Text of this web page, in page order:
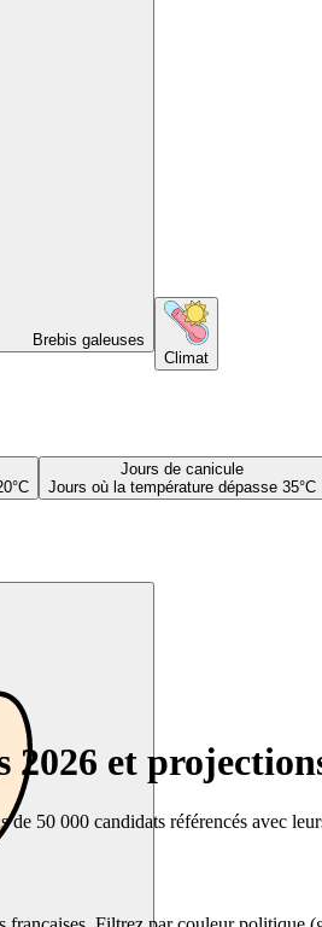
Brebis galeuses
Climat
Jours de canicule
Jours où la température dépasse 35°C
et
50 000 candidats référencés avec